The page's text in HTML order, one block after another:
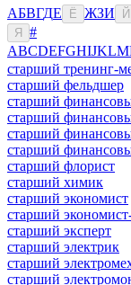
АБВГДЕ Ё ЖЗИ Й
Я
#
ABCDEFGHIJKLM
старший тренинг-
старший фельдшер
старший
старший
старший
старший
старший флорист
старший химик
старший экономист
старший
старший эксперт
старший электрик
старший
старший